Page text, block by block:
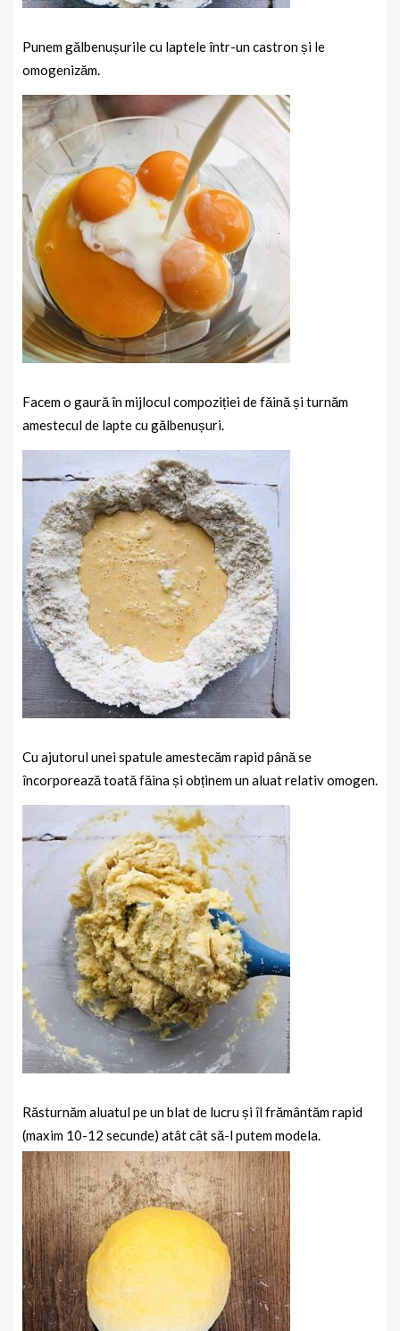
Punem gălbenușurile cu laptele într-un castron și le
omogenizăm.
Facem o gaură în mijlocul compoziției de făină și turnăm
amestecul de lapte cu gălbenușuri.
Cu ajutorul unei spatule amestecăm rapid până se
încorporează toată făina și obținem un aluat relativ omogen.
Răsturnăm aluatul pe un blat de lucru și îl frământăm rapid
(maxim 10-12 secunde) atât cât să-l putem modela.